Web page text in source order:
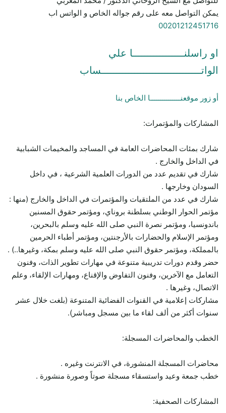
يمكن التواصل معه على رقم جواله الخاص و الواتس اب
00201212451716
او راسلنـــــــــــــــــا علي
الواتـــــــــــــــــــــــــــــــــساب
أو زور موقعنـــــــــــــــا الخاص بنا
المشاركات والمؤتمرات:
شارك بمئات المحاضرات العامة في المساجد والمخيمات الشبابية
في الداخل والخارج .
شارك في تقديم عدد من الدورات العلمية الشرعية ، في داخل
السودان وخارجها .
شارك في عدد من الملتقيات والمؤتمرات في الداخل والخارج (منها :
مؤتمر الحوار الوطني بسلطنة بروناي، ومؤتمر حقوق المسنين
باندونسيا، ومؤتمر نصرة النبي صلى الله عليه وسلم بالبحرين،
ومؤتمر الإسلام والحضارات بالأرجنتين، ومؤتمر أطباء الحرمين
بالمملكة، ومؤتمر حقوق النبي صلى الله عليه وسلم بمكة، وغيرها..) .
حضر وقدم دورات تدريبية متنوعة في مهارات تطوير الذات، وفنون
التعامل مع الآخرين، وفنون التفاوض والإقناع، ومهارات الإلقاء، وعلم
الاتصال، وغيرها .
مشاركات إعلامية في القنوات الفضائية المتنوعة (بلغت خلال عشر
سنوات أكثر من ألف لقاء ما بين مسجل ومباشر).
الخطب والمحاضرات المسجلة:
محاضرات المسجلة المنشورة، في الانترنت وغيره .
خطب جمعة وعيد واستسقاء مسجلة صوتاً وصورة منشورة .
المشاركات الصحفية: